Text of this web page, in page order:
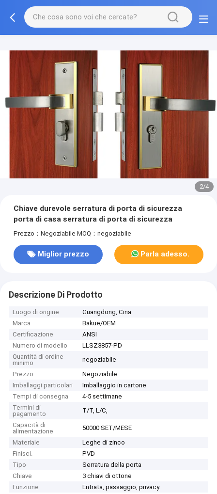
2/4
Chiave durevole serratura di porta di sicurezza
porta di casa serratura di porta di sicurezza
Prezzo：Negoziabile MOQ：negoziabile
Miglior prezzo Parla adesso.
Descrizione Di Prodotto
Luogo di origine
Guangdong, Cina
Marca
Bakue/OEM
Certificazione
ANSI
Numero di modello
LLSZ3857-PD
Quantità di ordine
minimo
negoziabile
Prezzo
Negoziabile
Imballaggi particolari
Imballaggio in cartone
Tempi di consegna
4-5 settimane
Termini di
pagamento
T/T, L/C,
Capacità di
alimentazione
50000 SET/MESE
Materiale
Leghe di zinco
Finisci.
PVD
Tipo
Serratura della porta
Chiave
3 chiavi di ottone
Funzione
Entrata, passaggio, privacy.